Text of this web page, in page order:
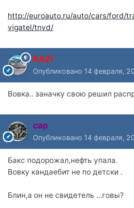
http://euroauto.ru/auto/cars/ford/
vigatel/tnvd/
KAZi
Опубликовано 14 февраля,
Вовка.. заначку свою решил
cap
Опубликовано 14 февраля,
Бакс подорожал,нефть упала.
Вовку кандаебит не по детски .
Блин,а он не свидетель ...говы?